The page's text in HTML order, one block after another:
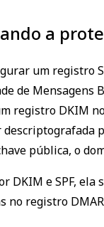
a
um registro
de
registro DKIM
pública, o
e SPF,
registro